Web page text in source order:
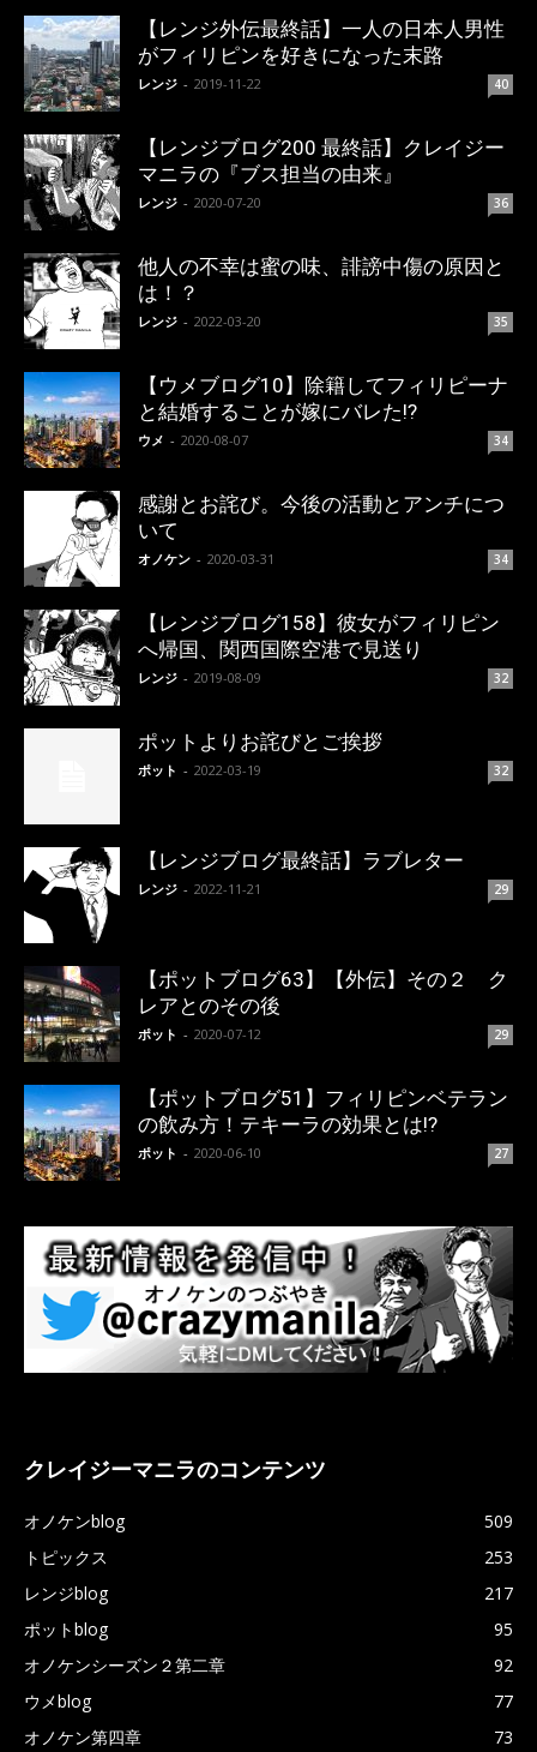
【レンジ外伝最終話】一人の日本人男性
がフィリピンを好きになった末路
レンジ - 2019-11-22 40
【レンジブログ200 最終話】クレイジー
マニラの『ブス担当の由来』
レンジ - 2020-07-20 36
他人の不幸は蜜の味、誹謗中傷の原因と
は！？
レンジ - 2022-03-20 35
【ウメブログ10】除籍してフィリピーナ
と結婚することが嫁にバレた!?
ウメ - 2020-08-07 34
感謝とお詫び。今後の活動とアンチにつ
いて
オノケン - 2020-03-31 34
【レンジブログ158】彼女がフィリピン
へ帰国、関西国際空港で見送り
レンジ - 2019-08-09 32
ポットよりお詫びとご挨拶
ポット - 2022-03-19 32
【レンジブログ最終話】ラブレター
レンジ - 2022-11-21 29
【ポットブログ63】【外伝】その２ ク
レアとのその後
ポット - 2020-07-12 29
【ポットブログ51】フィリピンベテラン
の飲み方！テキーラの効果とは!?
ポット - 2020-06-10 27
クレイジーマニラのコンテンツ
オノケンblog
509
トピックス
253
レンジblog
217
ポットblog
95
オノケンシーズン２第二章
92
ウメblog
77
オノケン第四章
73